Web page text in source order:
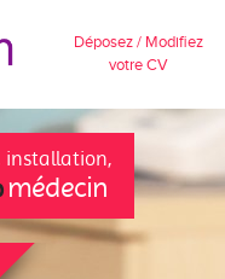
Déposez / Modifiez
votre CV
installation,
médecin